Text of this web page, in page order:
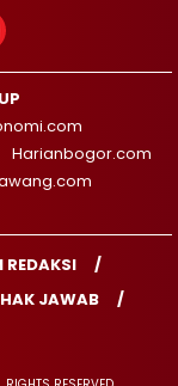
Harianbogor.com
REDAKSI
HAK JAWAB